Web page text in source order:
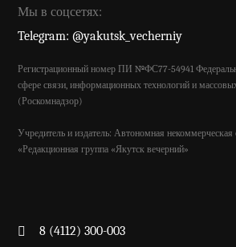
Мы в соцсетях:
Telegram: @yakutsk_vecherniy
Регистрационный номер ПИ №ФС77-54941
сфере связи, информационных технологий и
(Роскомнадзор)
Учредитель и издатель: Автономная некоммерческая
«Редакционная группа «Якутск вечерний»
8 (4112) 300-003